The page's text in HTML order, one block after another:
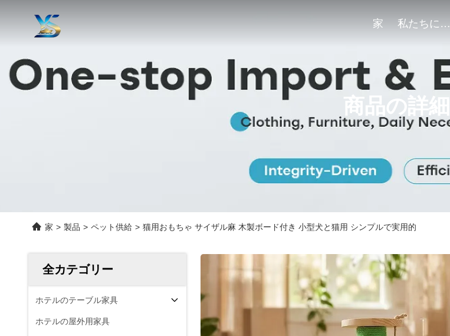
家 私たちについて
商品の詳細
家 > 製品 > ペット供給 > 猫用おもちゃ サイザル麻 木製ボード付き 小型犬と猫用 シンプルで実用的
全カテゴリー
ホテルのテーブル家具
ホテルの屋外用家具